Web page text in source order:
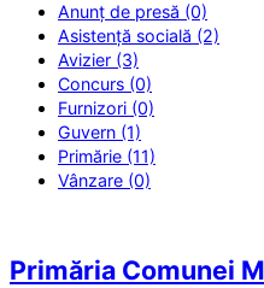
Anunț de presă (0)
Asistență socială (2)
Avizier (3)
Concurs (0)
Furnizori (0)
Guvern (1)
Primărie (11)
Vânzare (0)
Primăria Comunei